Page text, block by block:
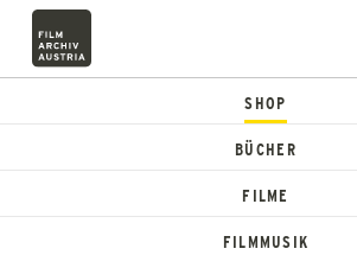
SHOP
BÜCHER
FILME
FILMMUSIK